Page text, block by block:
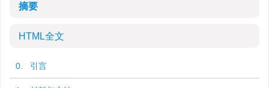
摘要
HTML全文
0. 引言